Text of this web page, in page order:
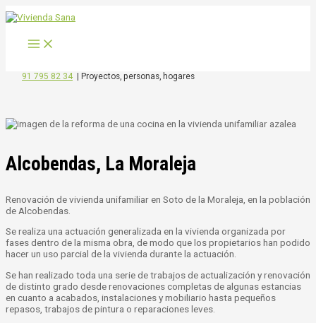
al
91 795 82 34 Proyectos, personas, hogares
Alcobendas, La Moraleja
Renovación de vivienda unifamiliar en Soto de la Moraleja, en la población
de Alcobendas.
Se realiza una actuación generalizada en la vivienda organizada por
fases dentro de la misma obra, de modo que los propietarios han podido
hacer un uso parcial de la vivienda durante la actuación.
Se han realizado toda una serie de trabajos de actualización y renovación
de distinto grado desde renovaciones completas de algunas estancias
en cuanto a acabados, instalaciones y mobiliario hasta pequeños
repasos, trabajos de pintura o reparaciones leves.
de